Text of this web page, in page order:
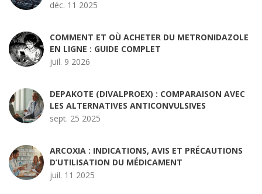
D'URGENCE
déc. 11 2025
COMMENT ET OÙ ACHETER DU METRONIDAZOLE
EN LIGNE : GUIDE COMPLET
juil. 9 2026
DEPAKOTE (DIVALPROEX) : COMPARAISON AVEC
LES ALTERNATIVES ANTICONVULSIVES
sept. 25 2025
ARCOXIA : INDICATIONS, AVIS ET PRÉCAUTIONS
D’UTILISATION DU MÉDICAMENT
juil. 11 2025